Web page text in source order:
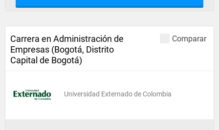
Comparar
Carrera en Administración de
Empresas (Bogotá, Distrito
Capital de Bogotá)
Universidad Externado de Colombia